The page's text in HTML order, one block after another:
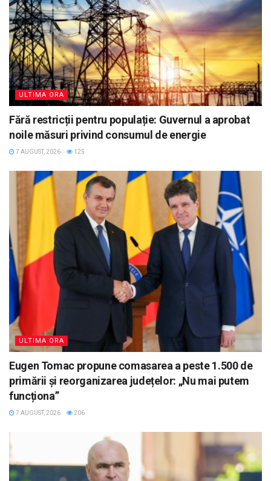
ULTIMA ORA
Fără restricții pentru populație: Guvernul a aprobat
noile măsuri privind consumul de energie
7 AUGUST, 2026 125
ULTIMA ORA
Eugen Tomac propune comasarea a peste 1.500 de
primării și reorganizarea județelor: „Nu mai putem
funcționa”
7 AUGUST, 2026 206